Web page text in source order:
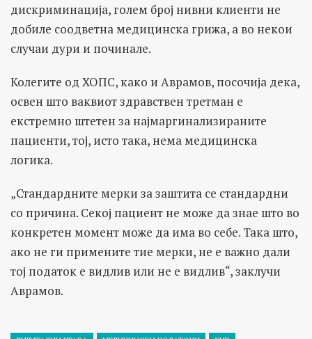
дискриминација, голем број нивни клиенти не
добиле соодветна медицинска грижа, а во некои
случаи дури и починале.
Колегите од ХОПС, како и Аврамов, посочија дека,
освен што ваквиот здравствен третман е
екстремно штетен за најмаргинализираните
пациенти, тој, исто така, нема медицинска
логика.
„Стандардните мерки за заштита се стандардни
со причина. Секој пациент не може да знае што во
конкретен момент може да има во себе. Така што,
ако не ги примените тие мерки, не е важно дали
тој податок е видлив или не е видлив“, заклучи
Аврамов.